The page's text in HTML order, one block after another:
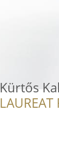
Kürtős